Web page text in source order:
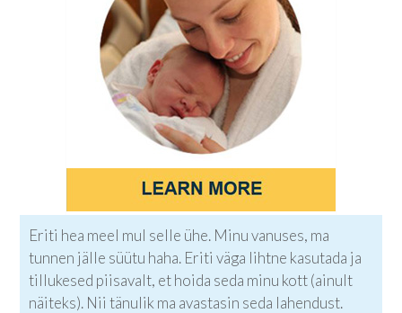
Eriti hea meel mul selle ühe. Minu vanuses, ma
tunnen jälle süütu haha. Eriti väga lihtne kasutada ja
tillukesed piisavalt, et hoida seda minu kott (ainult
näiteks). Nii tänulik ma avastasin seda lahendust.